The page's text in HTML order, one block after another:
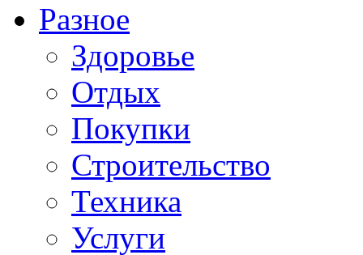
Разное
Здоровье
Отдых
Покупки
Строительство
Техника
Услуги